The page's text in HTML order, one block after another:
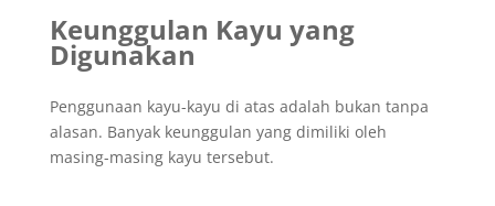
Keunggulan Kayu yang
Digunakan
Penggunaan kayu-kayu di atas adalah bukan tanpa
alasan. Banyak keunggulan yang dimiliki oleh
masing-masing kayu tersebut.